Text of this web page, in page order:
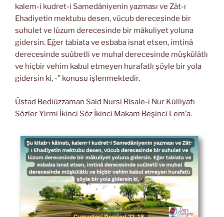
kalem-i kudret-i Samedâniyenin yazması ve Zât-ı
Ehadiyetin mektubu desen, vücub derecesinde bir
suhulet ve lüzum derecesinde bir mâkuliyet yoluna
gidersin. Eğer tabiata ve esbaba isnat etsen, imtinâ
derecesinde suûbetli ve muhal derecesinde müşkülâtlı
ve hiçbir vehim kabul etmeyen hurafatlı şöyle bir yola
gidersin ki, -” konusu işlenmektedir.
Üstad Bediüzzaman Said Nursi Risale-i Nur Külliyatı
Sözler Yirmi İkinci Söz İkinci Makam Beşinci Lem’a.